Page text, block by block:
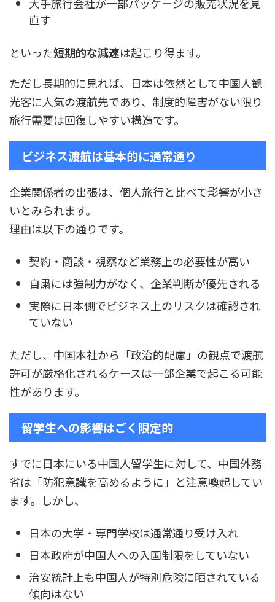
直す
といった短期的な減速は起こり得ます。
ただし長期的に見れば、日本は依然として中国人観
光客に人気の渡航先であり、制度的障害がない限り
旅行需要は回復しやすい構造です。
ビジネス渡航は基本的に通常通り
企業関係者の出張は、個人旅行と比べて影響が小さ
いとみられます。
理由は以下の通りです。
契約・商談・視察など業務上の必要性が高い
自粛には強制力がなく、企業判断が優先される
実際に日本側でビジネス上のリスクは確認され
ていない
ただし、中国本社から「政治的配慮」の観点で渡航
許可が厳格化されるケースは一部企業で起こる可能
性があります。
留学生への影響はごく限定的
すでに日本にいる中国人留学生に対して、中国外務
省は「防犯意識を高めるように」と注意喚起してい
ます。しかし、
日本の大学・専門学校は通常通り受け入れ
日本政府が中国人への入国制限をしていない
治安統計上も中国人が特別危険に晒されている
傾向はない